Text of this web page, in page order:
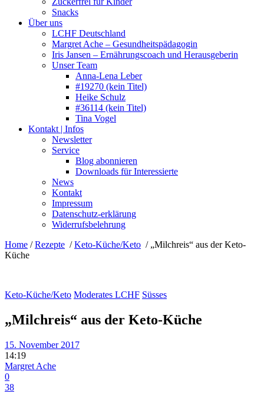
Snacks
Über uns
LCHF Deutschland
Margret Ache – Gesundheitspädagogin
Iris Jansen – Ernährungscoach und Herausgeberin
Unser Team
Anna-Lena Leber
#19270 (kein Titel)
Heike Schulz
#36114 (kein Titel)
Tina Vogel
Kontakt | Infos
Newsletter
Service
Blog abonnieren
Downloads für Interessierte
News
Kontakt
Impressum
Datenschutz-erklärung
Widerrufsbelehrung
Home /Rezepte /Keto-Küche/Keto / „Milchreis“ aus der Keto-
Küche
Keto-Küche/Keto Moderates LCHF Süsses
„Milchreis“ aus der Keto-Küche
15. November 2017
14:19
Margret Ache
0
38